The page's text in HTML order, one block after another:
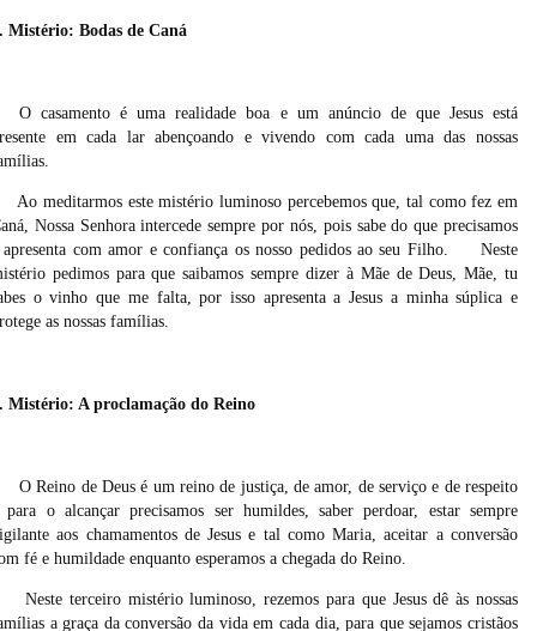
Mistério: Bodas de Caná
O casamento é uma realidade boa e um anúncio de que Jesus está
em cada lar abençoando e vivendo com cada uma das nossas
Ao meditarmos este mistério luminoso percebemos que, tal como fez em
Nossa Senhora intercede sempre por nós, pois sabe do que precisamos
apresenta com amor e confiança os nosso pedidos ao seu Filho.
Neste
pedimos para que saibamos sempre dizer à Mãe de Deus, Mãe, tu
o vinho que me falta, por isso apresenta a Jesus a minha súplica e
as nossas famílias.
Mistério: A proclamação do Reino
O Reino de Deus é um reino de justiça, de amor, de serviço e de respeito
para o alcançar precisamos ser humildes, saber perdoar, estar sempre
aos chamamentos de Jesus e tal como Maria, aceitar a conversão
fé e humildade enquanto esperamos a chegada do Reino.
Neste terceiro mistério luminoso, rezemos para que Jesus dê às nossas
a graça da conversão da vida em cada dia, para que sejamos cristãos